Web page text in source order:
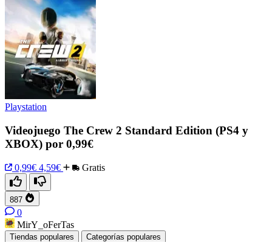
Playstation
Videojuego The Crew 2 Standard Edition (PS4 y
XBOX) por 0,99€
0,99€ 4,59€ Gratis
887
0
MirY_oFerTas
Tiendas populares Categorías populares